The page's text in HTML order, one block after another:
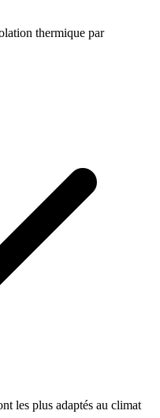
thermique par
les plus adaptés au climat